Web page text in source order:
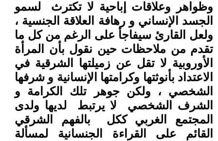
وظواهر وعلاقات إباحية لا تكترث
لسمو
الجسد الإنساني و رهافة العلاقة الجنسية ،
ولعل القارئ سيفاجأ على الرغم من كل ما
تقدم من ملاحظات حين نقول بأن المرأة
الأوروبية لا تقل عن زميلتها الشرقية في
الاعتداد بأنوثتها وكرامتها الإنسانية و شرفها
الشخصي ، ولكن جوهر تلك الكرامة و
الشرف الشخصي
لا يرتبط
لديها ولدى
المجتمع الغربي ككل
بالفهم الشرقي
القائم على القراءة الجنسانية لمسألة